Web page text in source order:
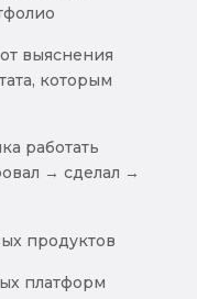
выяснения
которым
работать
→ сделал →
продуктов
платформ